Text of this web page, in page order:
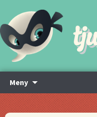
Meny
innehåll